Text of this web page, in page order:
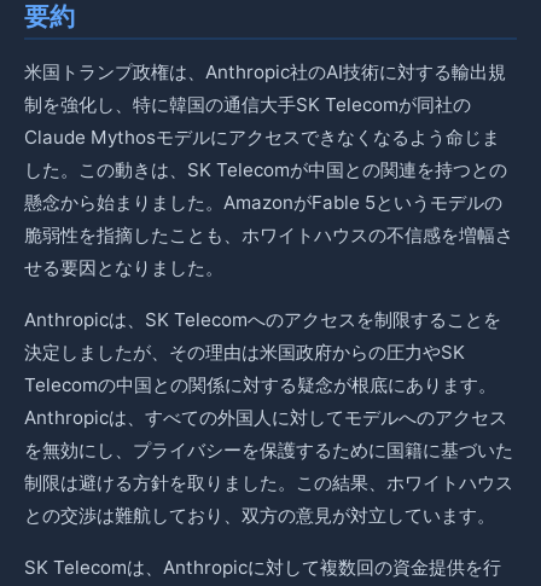
要約
米国トランプ政権は、Anthropic社のAI技術に対する輸出規
制を強化し、特に韓国の通信大手SK Telecomが同社の
Claude Mythosモデルにアクセスできなくなるよう命じま
した。この動きは、SK Telecomが中国との関連を持つとの
懸念から始まりました。AmazonがFable 5というモデルの
脆弱性を指摘したことも、ホワイトハウスの不信感を増幅さ
せる要因となりました。
Anthropicは、SK Telecomへのアクセスを制限することを
決定しましたが、その理由は米国政府からの圧力やSK
Telecomの中国との関係に対する疑念が根底にあります。
Anthropicは、すべての外国人に対してモデルへのアクセス
を無効にし、プライバシーを保護するために国籍に基づいた
制限は避ける方針を取りました。この結果、ホワイトハウス
との交渉は難航しており、双方の意見が対立しています。
SK Telecomは、Anthropicに対して複数回の資金提供を行